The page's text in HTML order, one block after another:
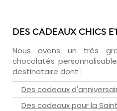
DES CADEAUX CHICS
Nous avons un très
chocolatés
destinataire dont :
Des cadeaux
Des cadeaux pour la